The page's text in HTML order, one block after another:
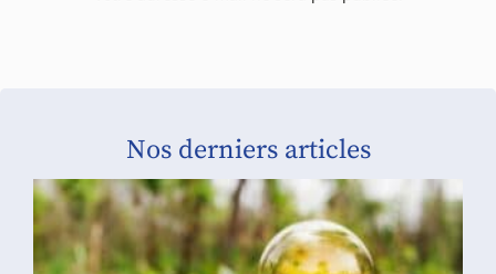
Nos derniers articles